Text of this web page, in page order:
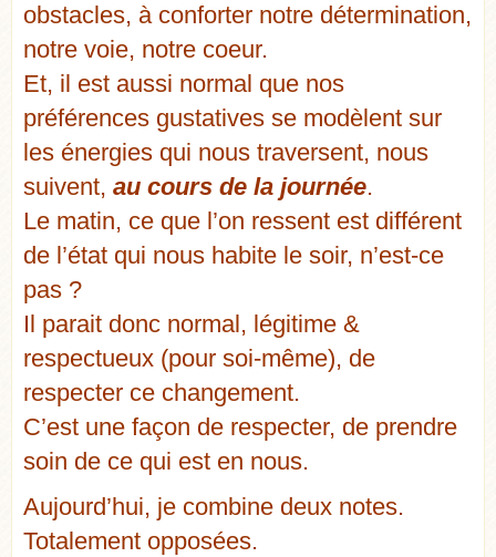
obstacles, à conforter notre détermination,
notre voie, notre coeur.
Et, il est aussi normal que nos
préférences gustatives se modèlent sur
les énergies qui nous traversent, nous
suivent, au cours de la journée.
Le matin, ce que l’on ressent est différent
de l’état qui nous habite le soir, n’est-ce
pas ?
Il parait donc normal, légitime &
respectueux (pour soi-même), de
respecter ce changement.
C’est une façon de respecter, de prendre
soin de ce qui est en nous.
Aujourd’hui, je combine deux notes.
Totalement opposées.